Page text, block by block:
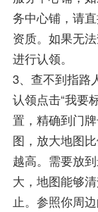
务中心铺，请
资质。如果无
进行认领。
3、查不到指路
认领点击“我要
置，精确到门
图，放大地图
越高。需要放
大，地图能够
止。参照你周